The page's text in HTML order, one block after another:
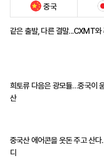
중국
같은 출발, 다른 결말...CXMT와
희토류 다음은 광모듈…중국이
산
중국산 에어콘을 웃돈 주고 산다
디